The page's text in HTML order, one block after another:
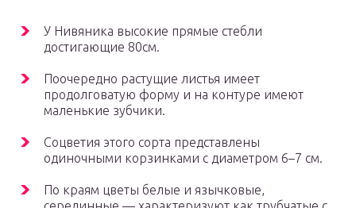
У Нивяника высокие прямые стебли
достигающие 80см.
Поочередно растущие листья имеет
продолговатую форму и на контуре имеют
маленькие зубчики.
Соцветия этого сорта представлены
одиночными корзинками с диаметром 6–7 см.
По краям цветы белые и язычковые,